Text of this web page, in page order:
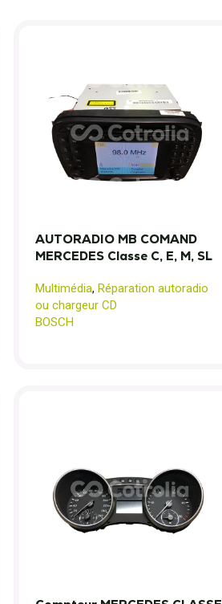
AUTORADIO MB COMAND
MERCEDES Classe C, E, M, SL
Multimédia, Réparation autoradio
ou chargeur CD
BOSCH